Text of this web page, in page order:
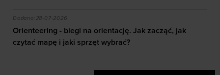
efekty daje trening?
Orienteering - biegi na orientację. Jak zacząć, jak
Dodano:28-07-2026
Orienteering - biegi na orientację. Jak zacząć, jak
czytać mapę i jaki sprzęt wybrać?